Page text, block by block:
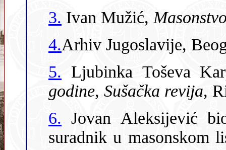
3. Ivan Mužić,
4.
5. Ljubinka Toševa
godine, Sušačka revija,
6. Jovan Aleksijević
suradnik u masonskom